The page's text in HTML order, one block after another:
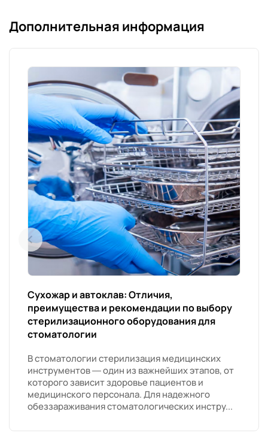
Дополнительная информация
Сухожар и автоклав: Отличия,
преимущества и рекомендации по выбору
стерилизационного оборудования для
стоматологии
В стоматологии стерилизация медицинских
инструментов — один из важнейших этапов, от
которого зависит здоровье пациентов и
медицинского персонала. Для надежного
обеззараживания стоматологических инстру...